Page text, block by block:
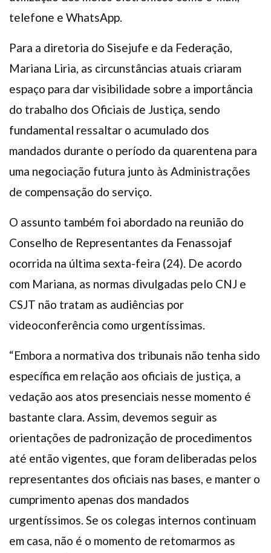
telefone e WhatsApp.
Para a diretoria do Sisejufe e da Federação,
Mariana Liria, as circunstâncias atuais criaram
espaço para dar visibilidade sobre a importância
do trabalho dos Oficiais de Justiça, sendo
fundamental ressaltar o acumulado dos
mandados durante o período da quarentena para
uma negociação futura junto às Administrações
de compensação do serviço.
O assunto também foi abordado na reunião do
Conselho de Representantes da Fenassojaf
ocorrida na última sexta-feira (24). De acordo
com Mariana, as normas divulgadas pelo CNJ e
CSJT não tratam as audiências por
videoconferência como urgentíssimas.
“Embora a normativa dos tribunais não tenha sido
específica em relação aos oficiais de justiça, a
vedação aos atos presenciais nesse momento é
bastante clara. Assim, devemos seguir as
orientações de padronização de procedimentos
até então vigentes, que foram deliberadas pelos
representantes dos oficiais nas bases, e manter o
cumprimento apenas dos mandados
urgentíssimos. Se os colegas internos continuam
em casa, não é o momento de retomarmos as